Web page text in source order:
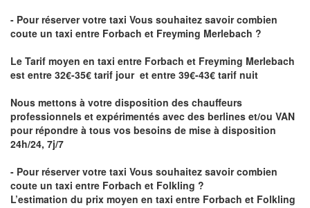
- Pour réserver votre taxi Vous souhaitez savoircombien
coute un taxi entre Forbach et Freyming Merlebach ?
Le Tarif moyen en taxi entre Forbach et Freyming Merlebach
est entre 32€-35€ tarif jour et entre 39€-43€ tarif nuit
Nous mettons à votre disposition des chauffeurs
professionnels et expérimentés avec des berlines et/ou VAN
pour répondre à tous vos besoins de mise à disposition
24h/24, 7j/7
- Pour réserver votre taxi Vous souhaitez savoircombien
coute un taxi entre Forbach et Folkling ?
L’estimation du prix moyen en taxi entre Forbach et Folkling